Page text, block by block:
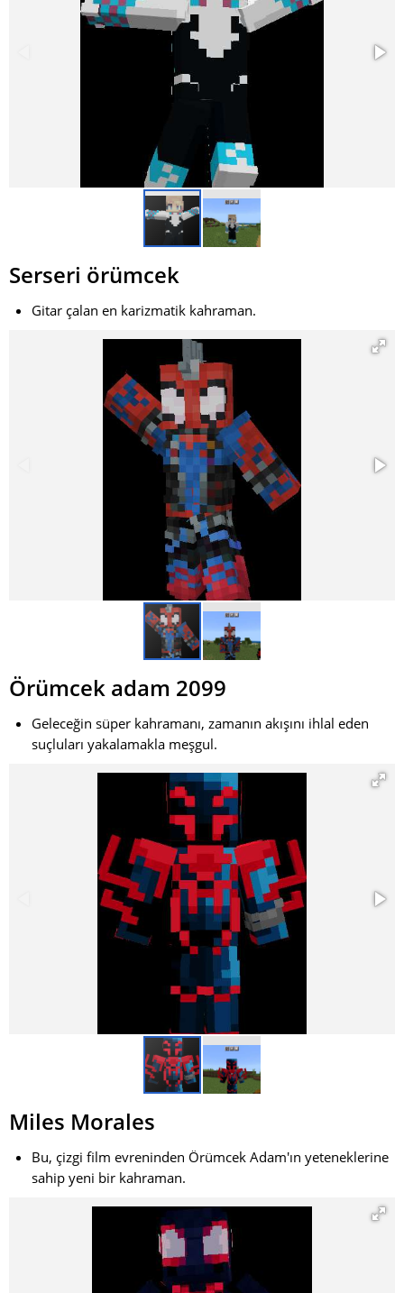
Serseri örümcek
Gitar çalan en karizmatik kahraman.
Örümcek adam 2099
Geleceğin süper kahramanı, zamanın akışını ihlal eden
suçluları yakalamakla meşgul.
Miles Morales
Bu, çizgi film evreninden Örümcek Adam'ın yeteneklerine
sahip yeni bir kahraman.